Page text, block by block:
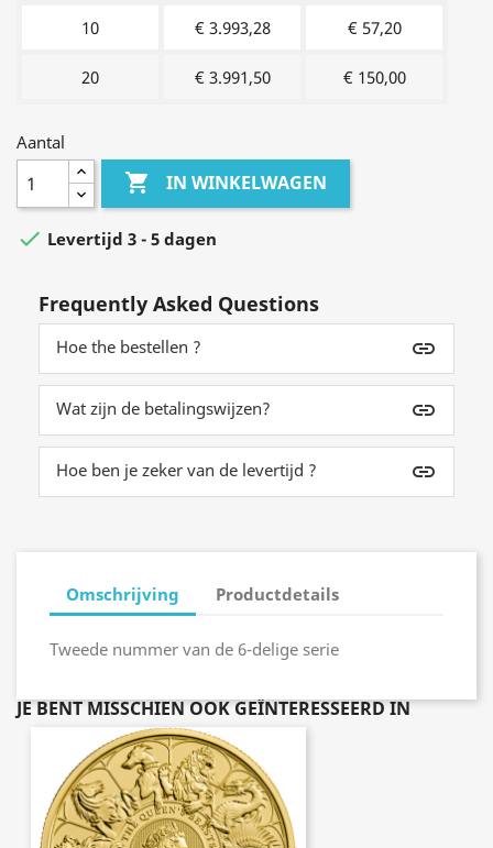
10 € 3.993,28 € 57,20
20 € 3.991,50 € 150,00
Aantal
 IN WINKELWAGEN
 Levertijd 3 - 5 dagen
Frequently Asked Questions
Hoe the bestellen ? insert_link
Wat zijn de betalingswijzen? insert_link
Hoe ben je zeker van de levertijd ? insert_link
Omschrijving Productdetails
Tweede nummer van de 6-delige serie
JE BENT MISSCHIEN OOK GEÏNTERESSEERD IN